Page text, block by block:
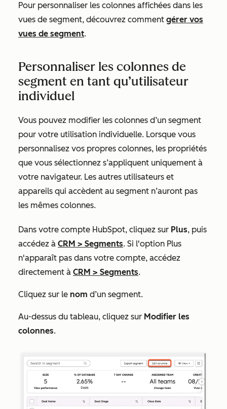
Pour personnaliser les colonnes affichées dans les
vues de segment, découvrez comment gérer vos
vues de segment.
Personnaliser les colonnes de
segment en tant qu’utilisateur
individuel
Vous pouvez modifier les colonnes d’un segment
pour votre utilisation individuelle. Lorsque vous
personnalisez vos propres colonnes, les propriétés
que vous sélectionnez s’appliquent uniquement à
votre navigateur. Les autres utilisateurs et
appareils qui accèdent au segment n’auront pas
les mêmes colonnes.
Dans votre compte HubSpot, cliquez sur Plus, puis
accédez à CRM > Segments. Si l'option Plus
n'apparaît pas dans votre compte, accédez
directement à CRM > Segments.
Cliquez sur le nom d’un segment.
Au-dessus du tableau, cliquez sur Modifier les
colonnes.